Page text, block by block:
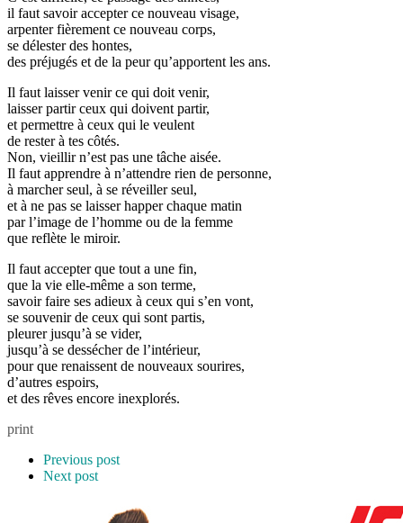
il faut savoir accepter ce nouveau visage,
arpenter fièrement ce nouveau corps,
se délester des hontes,
des préjugés et de la peur qu’apportent les ans.
Il faut laisser venir ce qui doit venir,
laisser partir ceux qui doivent partir,
et permettre à ceux qui le veulent
de rester à tes côtés.
Non, vieillir n’est pas une tâche aisée.
Il faut apprendre à n’attendre rien de personne,
à marcher seul, à se réveiller seul,
et à ne pas se laisser happer chaque matin
par l’image de l’homme ou de la femme
que reflète le miroir.
Il faut accepter que tout a une fin,
que la vie elle-même a son terme,
savoir faire ses adieux à ceux qui s’en vont,
se souvenir de ceux qui sont partis,
pleurer jusqu’à se vider,
jusqu’à se dessécher de l’intérieur,
pour que renaissent de nouveaux sourires,
d’autres espoirs,
et des rêves encore inexplorés.
print
Previous post
Next post